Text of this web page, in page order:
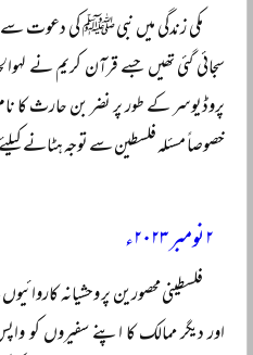
مکی زندگی میں نبی ﷺ کی دعوت سے
سجائی گئی تھیں جسے قرآن کریم نے
پروڈیوسر کے طور پر نضر بن حارث کا
خصوصاً‌ مسئلہ فلسطین سے توجہ ہٹانے
۲ نومبر ۲۰۲۳ء
فلسطینی محصورین پر وحشیانہ
اور دیگر ممالک کا اپنے سفیروں کو